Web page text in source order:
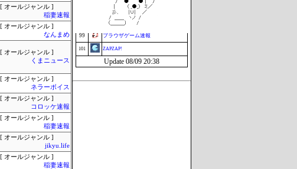
[ オールジャンル ]
稲妻速報
[ オールジャンル ]
なんまめ
[ オールジャンル ]
くまニュース
[ オールジャンル ]
ネラーボイス
[ オールジャンル ]
コロッケ速報
[ オールジャンル ]
稲妻速報
[ オールジャンル ]
jikyu.life
[ オールジャンル ]
稲妻速報
映画.net -ネタバレ|感想|評判 2chま
とめブログ-
まとめんだー
99 ブラウザゲーム速報
101 ZAPZAP!
Update 08/09 20:38